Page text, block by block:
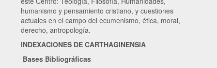
humanismo y pensamiento cristiano, y cuestiones
actuales en el campo del ecumenismo, ética, moral,
derecho, antropología.
INDEXACIONES DE CARTHAGINENSIA
Bases Bibliográficas